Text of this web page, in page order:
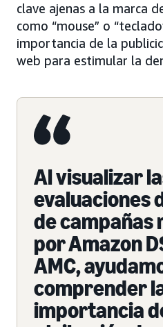
clave ajenas a la marca
como “mouse” o
importancia de la
web para estimular la
Al visualizar
evaluaciones
de campañas
por Amazon
AMC,
comprender
importancia